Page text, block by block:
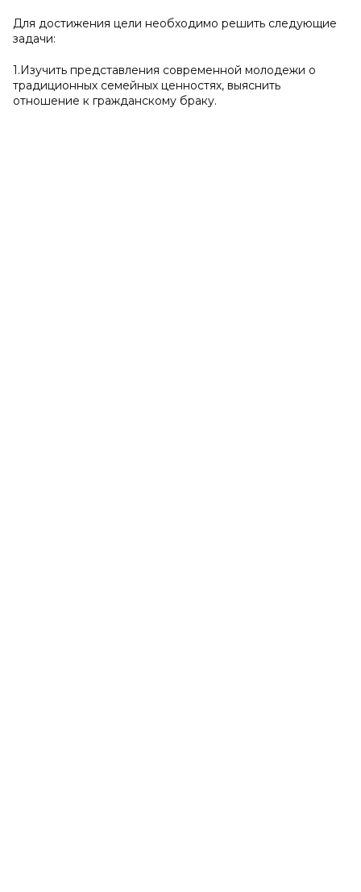
Для достижения цели необходимо решить следующие
задачи:
1.Изучить представления современной молодежи о
традиционных семейных ценностях, выяснить
отношение к гражданскому браку.